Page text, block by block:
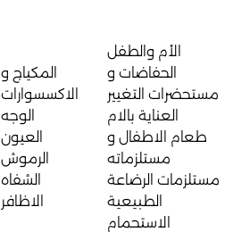
الأم والطفل
الحفاضات و
مستحضرات التغيير
العناية بالام
طعام الاطفال و
مستلزماته
مستلزمات الرضاعة
الطبيعية
الاستحمام
المكياج و
الاكسسوارات
الوجه
العيون
الرموش
الشفاه
الاظافر